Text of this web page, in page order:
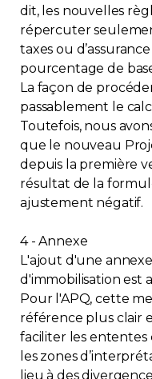
dit, les nouvelles
répercuter
taxes ou
pourcentage de
La façon de
passablement le
Toutefois, nous
que le nouveau
depuis la première
résultat de la
ajustement négatif.
4 - Annexe
L'ajout d'une
d'immobilisation est
Pour l'APQ, cette
référence plus clair
faciliter les ententes
les zones
lieu à des